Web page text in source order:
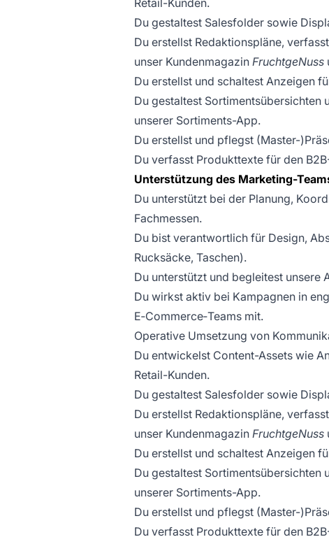
Retail-Kunden.
Du gestaltest Salesfolder sowie
Du erstellst Redaktionspläne,
unser Kundenmagazin FruchtgeNuss
Du erstellst und schaltest Anzeigen
Du gestaltest Sortimentsübersichten
unserer Sortiments-App.
Du erstellst und pflegst (Master-
Du verfasst Produkttexte für den
Unterstützung des Marketing-
Du unterstützt bei der Planung,
Fachmessen.
Du bist verantwortlich für Design,
Rucksäcke, Taschen).
Du unterstützt und begleitest unsere
Du wirkst aktiv bei Kampagnen in
E‑Commerce‑Teams mit.
Operative Umsetzung von
Du entwickelst Content-Assets wie
Retail-Kunden.
Du gestaltest Salesfolder sowie
Du erstellst Redaktionspläne,
unser Kundenmagazin FruchtgeNuss
Du erstellst und schaltest Anzeigen
Du gestaltest Sortimentsübersichten
unserer Sortiments-App.
Du erstellst und pflegst (Master-
Du verfasst Produkttexte für den